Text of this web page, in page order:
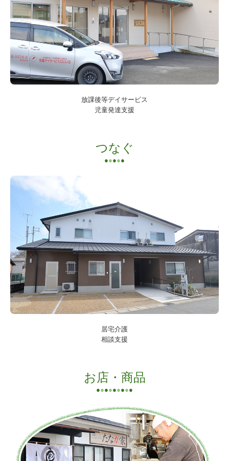
放課後等デイサービス
児童発達支援
つなぐ
●●●●●
居宅介護
相談支援
お店・商品
●●●●●●●●●